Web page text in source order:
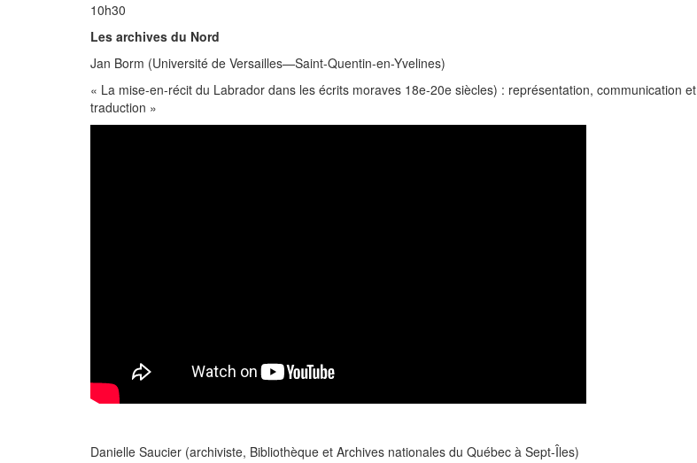
10h30
Les archives du Nord
Jan Borm (Université de Versailles—Saint-Quentin-en-Yvelines)
« La mise-en-récit du Labrador dans les écrits moraves 18e-20e siècles) : représentation, communication et
traduction »
Danielle Saucier (archiviste, Bibliothèque et Archives nationales du Québec à Sept-Îles)